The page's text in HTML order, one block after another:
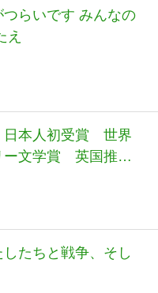
らいです みんなの
え
日本人初受賞 世界
ー文学賞 英国推理
賞） (河出文庫 お 46-
たちと戦争、そし